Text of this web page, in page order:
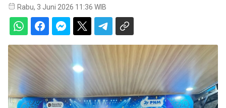
Rabu, 3 Juni 2026 11:36 WIB